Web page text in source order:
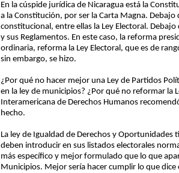
En la cúspide jurídica de Nicaragua está la
a la Constitución, por ser la Carta Magna.
constitucional, entre ellas la Ley Electoral.
y sus Reglamentos. En este caso, la reforma
ordinaria, reforma la Ley Electoral, que es de
sin embargo, se hizo.
¿Por qué no hacer mejor una Ley de Partidos
en la ley de municipios? ¿Por qué no reformar la
Interamericana de Derechos Humanos
hecho.
La ley de Igualdad de Derechos y
deben introducir en sus listados electorales
más específico y mejor formulado que lo que
Municipios. Mejor sería hacer cumplir lo que